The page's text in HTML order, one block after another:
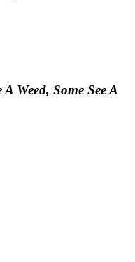
A Weed, Some See A